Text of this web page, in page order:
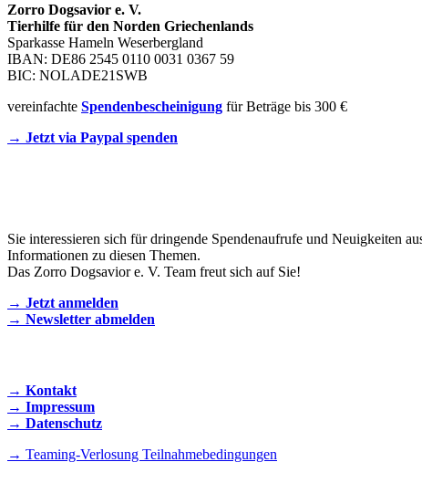
Zorro Dogsavior e. V.
Tierhilfe für den Norden Griechenlands
Sparkasse Hameln Weserbergland
IBAN: DE86 2545 0110 0031 0367 59
BIC: NOLADE21SWB
vereinfachte Spendenbescheinigung für Beträge bis 300 €
→ Jetzt via Paypal spenden
Sie interessieren sich für dringende Spendenaufrufe und Neuigkeiten
Informationen zu diesen Themen.
Das Zorro Dogsavior e. V. Team freut sich auf Sie!
→ Jetzt anmelden
→ Newsletter abmelden
→ Kontakt
→ Impressum
→ Datenschutz
→ Teaming-Verlosung Teilnahmebedingungen